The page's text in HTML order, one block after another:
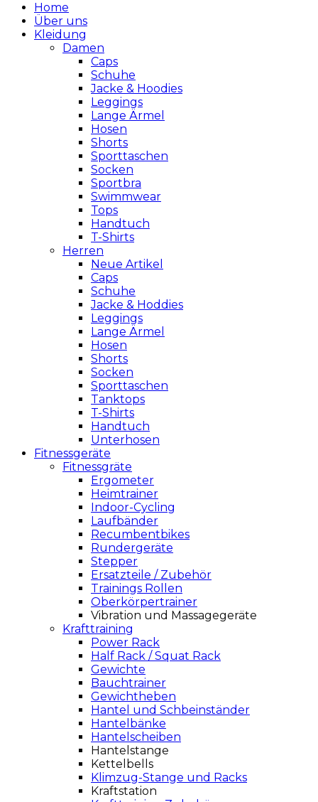
Home
Über uns
Kleidung
Damen
Caps
Schuhe
Jacke & Hoodies
Leggings
Lange Ärmel
Hosen
Shorts
Sporttaschen
Socken
Sportbra
Swimmwear
Tops
Handtuch
T-Shirts
Herren
Neue Artikel
Caps
Schuhe
Jacke & Hoddies
Leggings
Lange Ärmel
Hosen
Shorts
Socken
Sporttaschen
Tanktops
T-Shirts
Handtuch
Unterhosen
Fitnessgeräte
Fitnessgräte
Ergometer
Heimtrainer
Indoor-Cycling
Laufbänder
Recumbentbikes
Rundergeräte
Stepper
Ersatzteile / Zubehör
Trainings Rollen
Oberkörpertrainer
Vibration und Massagegeräte
Krafttraining
Power Rack
Half Rack / Squat Rack
Gewichte
Bauchtrainer
Gewichtheben
Hantel und Schbeinständer
Hantelbänke
Hantelscheiben
Hantelstange
Kettelbells
Klimzug-Stange und Racks
Kraftstation